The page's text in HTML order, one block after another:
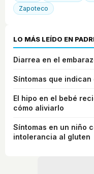
Zapoteco
LO MÁS LEÍDO EN
Diarrea en el
Síntomas que
El hipo en el bebé
cómo aliviarlo
Síntomas en un niño
intolerancia al gluten